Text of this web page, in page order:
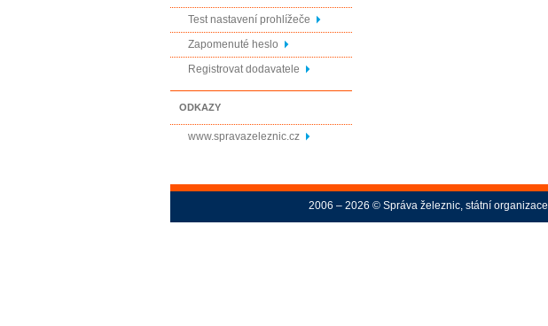
Test nastavení prohlížeče
Zapomenuté heslo
Registrovat dodavatele
ODKAZY
www.spravazeleznic.cz
2006 – 2026 © Správa železnic, státní organizace